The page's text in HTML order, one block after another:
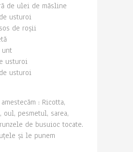
de ulei de măsline
usturoi
de roșii
unt
usturoi
usturoi
: Ricotta,
oul, pesmetul, sarea,
de busuioc tocate.
și le punem